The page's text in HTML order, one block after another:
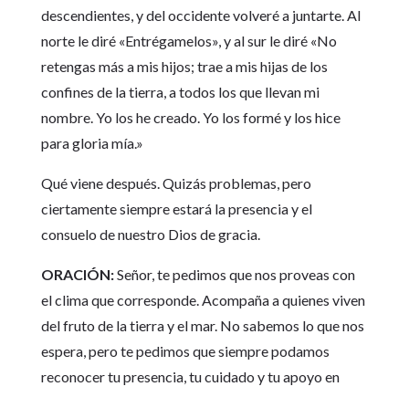
descendientes, y del occidente volveré a juntarte. Al
norte le diré «Entrégamelos», y al sur le diré «No
retengas más a mis hijos; trae a mis hijas de los
confines de la tierra, a todos los que llevan mi
nombre. Yo los he creado. Yo los formé y los hice
para gloria mía.»
Qué viene después. Quizás problemas, pero
ciertamente siempre estará la presencia y el
consuelo de nuestro Dios de gracia.
ORACIÓN:Señor, te pedimos que nos proveas con
el clima que corresponde. Acompaña a quienes viven
del fruto de la tierra y el mar. No sabemos lo que nos
espera, pero te pedimos que siempre podamos
reconocer tu presencia, tu cuidado y tu apoyo en